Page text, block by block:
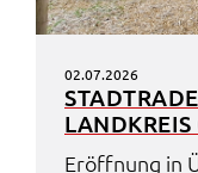
02.07.2026
LAND­KREIS
Eröff­nung in